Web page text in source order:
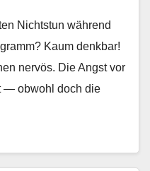
Nichtstun während
Kaum denkbar!
nervös. Die Angst vor
— obwohl doch die